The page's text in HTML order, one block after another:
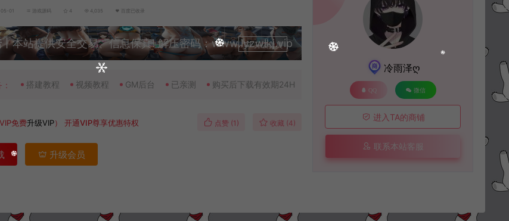
01 游戏源码 4 4,035 百度已收录
丨本站提供安全交易、信息保真! 解压密码：www.lyzwlkj.vip
升级会员
搭建教程 视频教程 GM后台 已亲测 购买后下载有效期24H
VIP免费升级VIP）开通VIP尊享优惠特权 点赞 (1 ) 收藏 (4)
升级会员
冷雨泽ღ
QQ 微信
进入TA的商铺
联系本站客服